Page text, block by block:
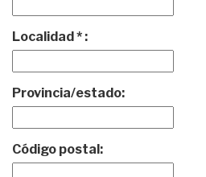
Localidad * :
Provincia/estado:
Código postal: